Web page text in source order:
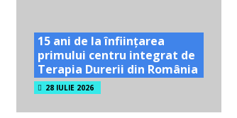
15 ani de la înființarea
primului centru integrat de
Terapia Durerii din România
28 IULIE 2026